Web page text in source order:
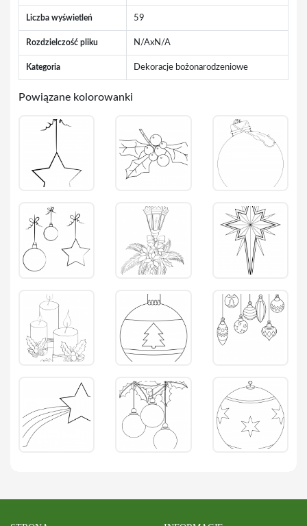
Liczba wyświetleń 59
Rozdzielczość pliku N/AxN/A
Kategoria Dekoracje bożonarodzeniowe
Powiązane kolorowanki